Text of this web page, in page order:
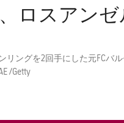
ロスアン
リングを2回手にした元FCバ
対戦 写真: NBAE /Getty